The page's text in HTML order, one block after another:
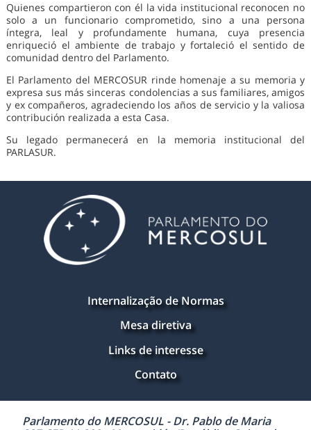
Quienes compartieron con él la vida institucional reconocen no
solo a un funcionario comprometido, sino a una persona
íntegra, leal y profundamente humana, cuya presencia
enriqueció el ambiente de trabajo y fortaleció el sentido de
comunidad dentro del Parlamento.
El Parlamento del MERCOSUR rinde homenaje a su memoria y
expresa sus más sinceras condolencias a sus familiares, amigos
y ex compañeros, agradeciendo los años de servicio y la valiosa
contribución realizada a esta Casa.
Su legado permanecerá en la memoria institucional del
PARLASUR.
Internalização de Normas
Mesa diretiva
Links de interesse
Contato
Parlamento do MERCOSUL - Dr. Pablo de Maria